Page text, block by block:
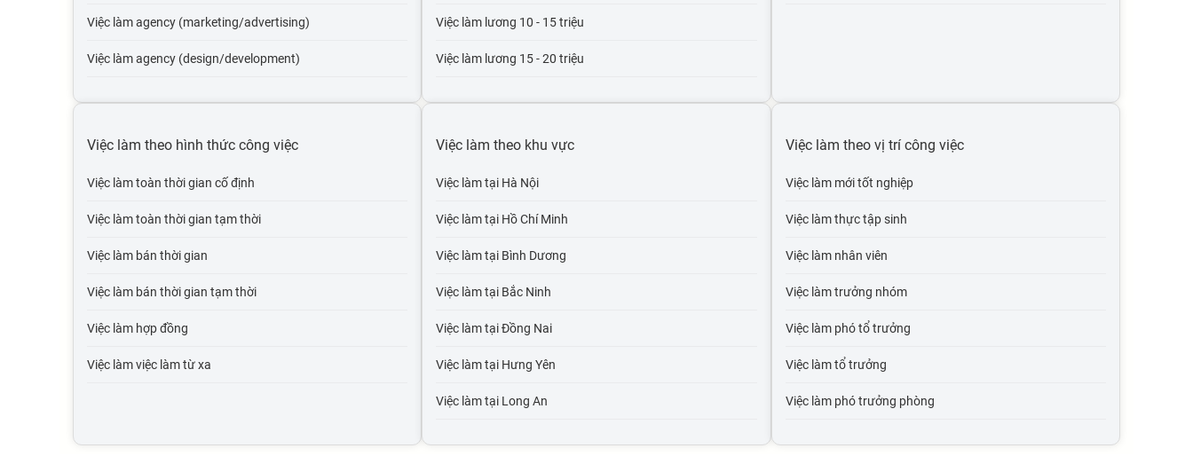
Việc làm agency (marketing/advertising)
Việc làm agency (design/development)
Việc làm lương 10 - 15 triệu
Việc làm lương 15 - 20 triệu
Việc làm theo hình thức công việc
Việc làm toàn thời gian cố định
Việc làm toàn thời gian tạm thời
Việc làm bán thời gian
Việc làm bán thời gian tạm thời
Việc làm hợp đồng
Việc làm việc làm từ xa
Việc làm theo khu vực
Việc làm tại Hà Nội
Việc làm tại Hồ Chí Minh
Việc làm tại Bình Dương
Việc làm tại Bắc Ninh
Việc làm tại Đồng Nai
Việc làm tại Hưng Yên
Việc làm tại Long An
Việc làm theo vị trí công việc
Việc làm mới tốt nghiệp
Việc làm thực tập sinh
Việc làm nhân viên
Việc làm trưởng nhóm
Việc làm phó tổ trưởng
Việc làm tổ trưởng
Việc làm phó trưởng phòng